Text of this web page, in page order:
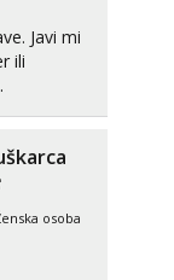
Javi mi
ili
osoba